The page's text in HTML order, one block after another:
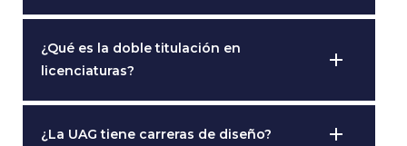
¿Qué es la doble titulación en
licenciaturas?
add
¿La UAG tiene carreras de diseño? add